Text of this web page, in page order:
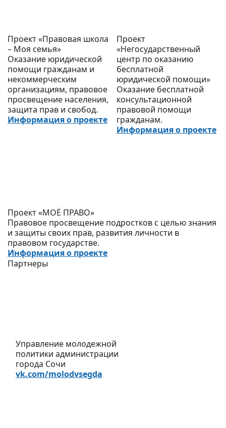
Проект «Правовая школа
– Моя семья»
Оказание юридической
помощи гражданам и
некоммерческим
организациям, правовое
просвещение населения,
защита прав и свобод.
Информация о проекте
Проект
«Негосударственный
центр по оказанию
бесплатной
юридической помощи»
Оказание бесплатной
консультационной
правовой помощи
гражданам.
Информация о проекте
Проект «МОЁ ПРАВО»
Правовое просвещение подростков с целью знания
и защиты своих прав, развития личности в
правовом государстве.
Информация о проекте
Партнеры
Управление молодежной
политики администрации
города Сочи
vk.com/molodvsegda